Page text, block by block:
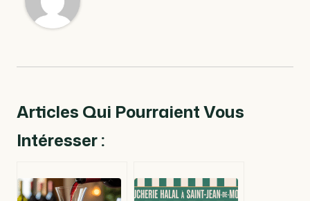
Articles Qui Pourraient Vous
Intéresser :